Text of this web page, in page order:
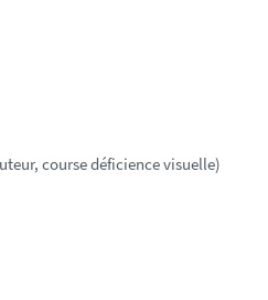
course déficience visuelle)